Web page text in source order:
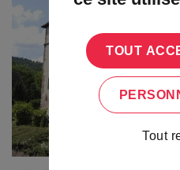
TOUT
Tout